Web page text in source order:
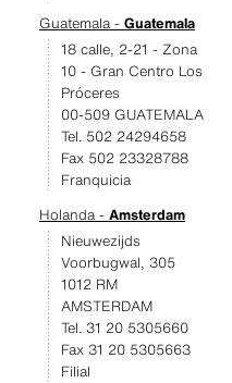
Guatemala - Guatemala
18 calle, 2-21 - Zona
10 - Gran Centro Los
Próceres
00-509 GUATEMALA
Tel. 502 24294658
Fax 502 23328788
Franquicia
Holanda - Amsterdam
Nieuwezijds
Voorbugwal, 305
1012 RM
AMSTERDAM
Tel. 31 20 5305660
Fax 31 20 5305663
Filial